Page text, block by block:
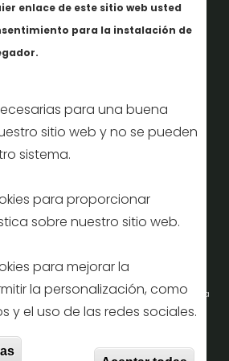
enlace de este sitio web usted
para la instalación de
para una buena
sitio web y no se pueden
sistema.
para proporcionar
sobre nuestro sitio web.
para mejorar la
la personalización, como
y el uso de las redes sociales.
(Ayuntamiento de Segovia) y la Empresa
de Turismo de Segovia © 2022
los derechos reservados.